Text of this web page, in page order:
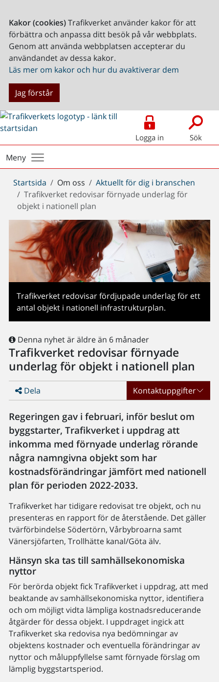
Kakor (cookies)Trafikverket använder kakor för att
förbättra och anpassa ditt besök på vår webbplats.
Genom att använda webbplatsen accepterar du
användandet av dessa kakor.
Läs mer om kakor och hur du avaktiverar dem
Jag förstår
Logga in Sök
Meny
Du
är
här:
Startsida Om oss
Aktuellt för dig i branschen
Trafikverket redovisar förnyade underlag för
objekt i nationell plan
Trafikverket redovisar fördjupade underlag för ett
antal objekt i nationell infrastrukturplan.
Denna nyhet är äldre än 6 månader
Trafikverket redovisar förnyade
underlag för objekt i nationell plan
Dela Kontaktuppgifter
Regeringen gav i februari, inför beslut om
byggstarter, Trafikverket i uppdrag att
inkomma med förnyade underlag rörande
några namngivna objekt som har
kostnadsförändringar jämfört med nationell
plan för perioden 2022-2033.
Trafikverket har tidigare redovisat tre objekt, och nu
presenteras en rapport för de återstående. Det gäller
tvärförbindelse Södertörn, Vårbybroarna samt
Vänersjöfarten, Trollhätte kanal/Göta älv.
Hänsyn ska tas till samhällsekonomiska
nyttor
För berörda objekt fick Trafikverket i uppdrag, att med
beaktande av samhällsekonomiska nyttor, identifiera
och om möjligt vidta lämpliga kostnadsreducerande
åtgärder för dessa objekt. I uppdraget ingick att
Trafikverket ska redovisa nya bedömningar av
objektens kostnader och eventuella förändringar av
nyttor och måluppfyllelse samt förnyade förslag om
lämplig byggstartsperiod.